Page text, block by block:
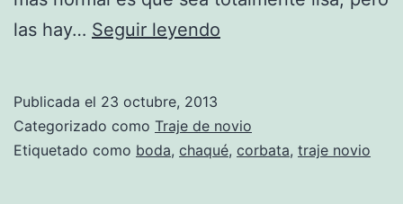
las hay… Seguir leyendo
Publicada el 23 octubre, 2013
Categorizado como Traje de novio
Etiquetado como boda, chaqué, corbata, traje novio